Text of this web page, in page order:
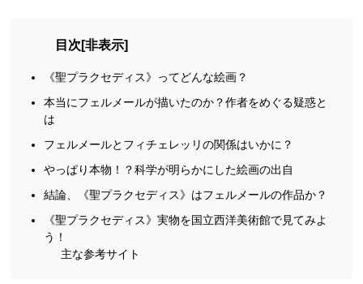
目次 [非表示]
《聖プラクセディス》ってどんな絵画？
本当にフェルメールが描いたのか？作者をめぐる疑惑と
は
フェルメールとフィチェレッリの関係はいかに？
やっぱり本物！？科学が明らかにした絵画の出自
結論、《聖プラクセディス》はフェルメールの作品か？
《聖プラクセディス》実物を国立西洋美術館で見てみよ
う！
主な参考サイト